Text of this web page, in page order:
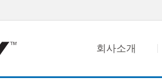
회사소개